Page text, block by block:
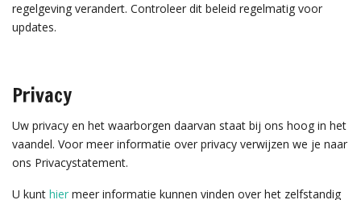
regelgeving verandert. Controleer dit beleid regelmatig voor
updates.
Privacy
Uw privacy en het waarborgen daarvan staat bij ons hoog in het
vaandel. Voor meer informatie over privacy verwijzen we je naar
ons Privacystatement.
U kunt hier meer informatie kunnen vinden over het zelfstandig